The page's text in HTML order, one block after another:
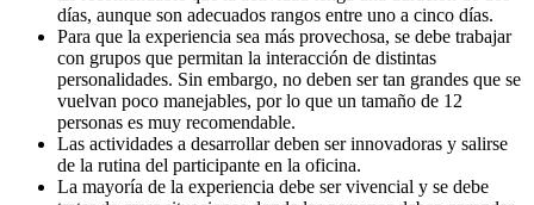
días, aunque son adecuados rangos entre uno a cinco días.
Para que la experiencia sea más provechosa, se debe trabajar
con grupos que permitan la interacción de distintas
personalidades. Sin embargo, no deben ser tan grandes que se
vuelvan poco manejables, por lo que un tamaño de 12
personas es muy recomendable.
Las actividades a desarrollar deben ser innovadoras y salirse
de la rutina del participante en la oficina.
La mayoría de la experiencia debe ser vivencial y se debe